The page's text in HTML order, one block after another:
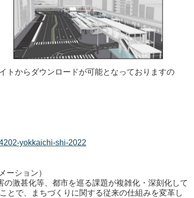
からダウンロードが可能となっておりますの
yokkaichi-shi-2022
ーション）
激甚化等、都市を巡る課題が複雑化・深刻化して
とで、まちづくりに関する従来の仕組みを変革し